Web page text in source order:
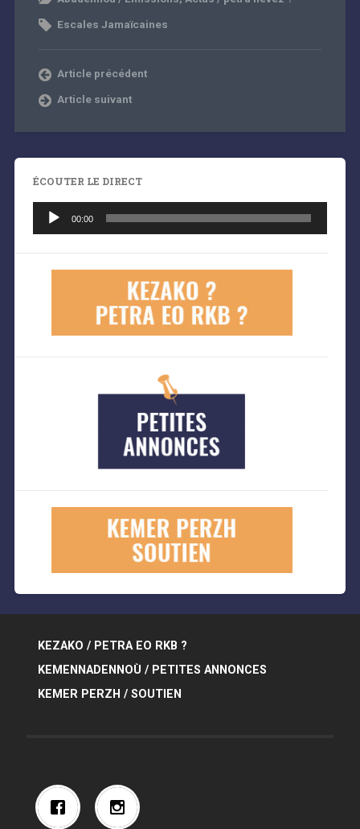
Escales Jamaïcaines
Article précédent
Article suivant
ÉCOUTER LE DIRECT
audio
00:00
KEZAKO / PETRA EO RKB ?
KEMENNADENNOÙ / PETITES ANNONCES
KEMER PERZH / SOUTIEN